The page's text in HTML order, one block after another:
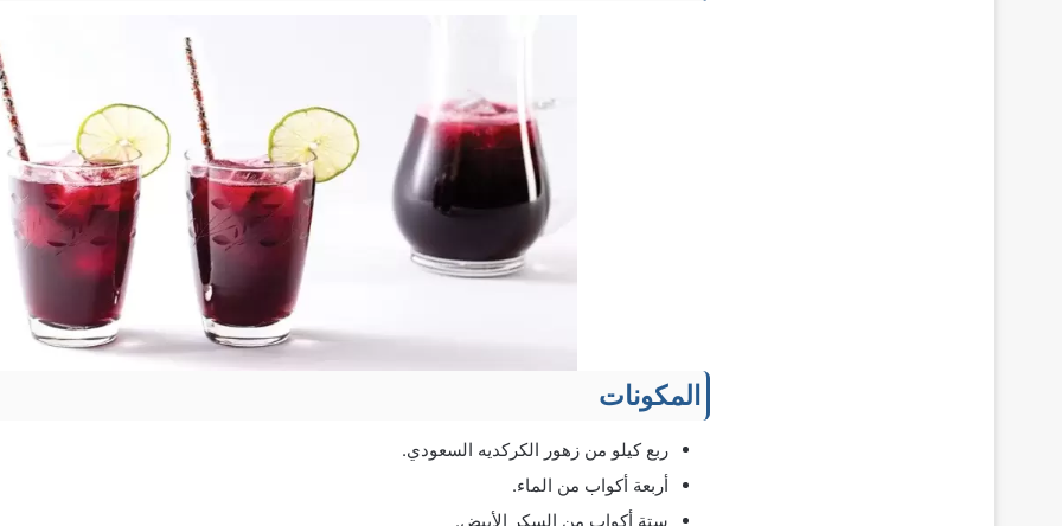
المكونات
ربع كيلو من زهور الكركديه السعودي.
أربعة أكواب من الماء.
ستة أكواب من السكر الأبيض.